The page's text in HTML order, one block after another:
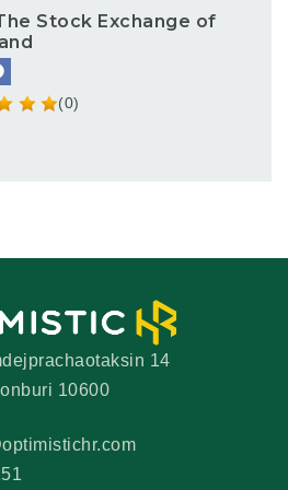
Stock Exchange of
(0)
14
10600